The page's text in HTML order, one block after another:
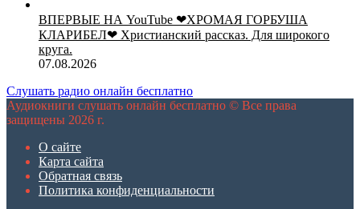
ВПЕРВЫЕ НА YouTube ❤ХРОМАЯ ГОРБУША
КЛАРИБЕЛ❤ Христианский рассказ. Для широкого
круга.
07.08.2026
Слушать радио онлайн бесплатно
Аудиокниги слушать онлайн бесплатно © Все права
защищены 2026 г.
О сайте
Карта сайта
Обратная связь
Политика конфиденциальности